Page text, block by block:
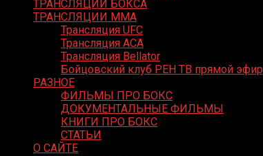
ТРАНСЛЯЦИИ БОКСА
ТРАНСЛЯЦИИ MMA
Трансляция UFC
Трансляция ACA
Трансляция Bellator
Бойцовский клуб РЕН ТВ прямой эфир
РАЗНОЕ
ФИЛЬМЫ ПРО БОКС
ДОКУМЕНТАЛЬНЫЕ ФИЛЬМЫ
КНИГИ ПРО БОКС
СТАТЬИ
О САЙТЕ